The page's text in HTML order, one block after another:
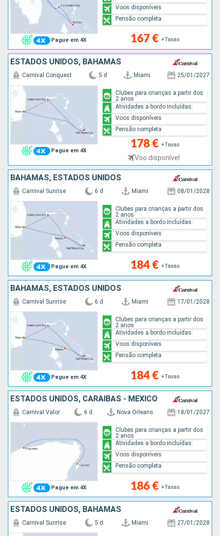
Pague em 4X 167 € +Taxas
Voos disponíveis
Pensão completa
ESTADOS UNIDOS, BAHAMAS
Pague em 4X
Carnival Conquest 5 d Miami 25/01/2027
178 € +Taxas
Voo disponível
Clubes para crianças a partir dos
2 anos
Atividades a bordo incluídas:
Voos disponíveis
Pensão completa
BAHAMAS, ESTADOS UNIDOS
Pague em 4X
Carnival Sunrise 6 d Miami 08/01/2028
184 € +Taxas
Clubes para crianças a partir dos
2 anos
Atividades a bordo incluídas:
Voos disponíveis
Pensão completa
BAHAMAS, ESTADOS UNIDOS
Pague em 4X
Carnival Sunrise 6 d Miami 17/01/2028
184 € +Taxas
Clubes para crianças a partir dos
2 anos
Atividades a bordo incluídas:
Voos disponíveis
Pensão completa
ESTADOS UNIDOS, CARAIBAS - MEXICO
Pague em 4X
Carnival Valor 6 d Nova Orleans 18/01/2027
186 € +Taxas
Clubes para crianças a partir dos
2 anos
Atividades a bordo incluídas:
Voos disponíveis
Pensão completa
ESTADOS UNIDOS, BAHAMAS
Carnival Sunrise 5 d Miami 27/01/2028